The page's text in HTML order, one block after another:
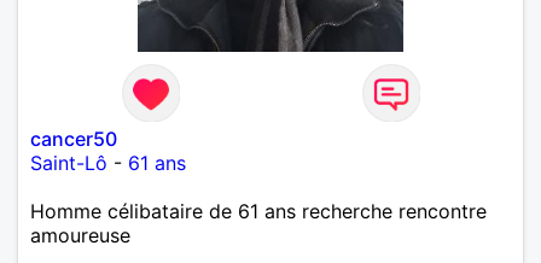
cancer50
Saint-Lô - 61 ans
Homme célibataire de 61 ans recherche rencontre
amoureuse